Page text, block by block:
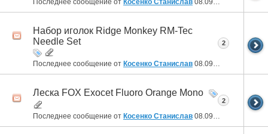
Последнее сообщение от Косенко Станислав 08.09.2025 22:05
Набор иголок Ridge Monkey RM-Tec
Needle Set
Последнее сообщение от Косенко Станислав 08.09.2025
2
Леска FOX Exocet Fluoro Orange Mono
Последнее сообщение от Косенко Станислав 08.09.2025
2